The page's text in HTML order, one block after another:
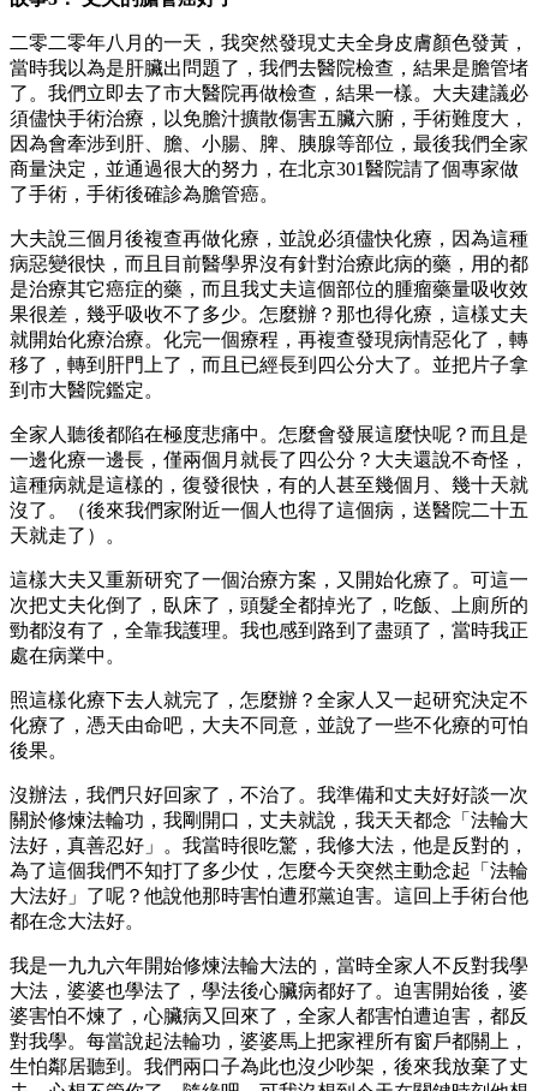
二零二零年八月的一天，我突然發現丈夫全身皮膚顏色發黃，
當時我以為是肝臟出問題了，我們去醫院檢查，結果是膽管堵
了。我們立即去了市大醫院再做檢查，結果一樣。大夫建議必
須儘快手術治療，以免膽汁擴散傷害五臟六腑，手術難度大，
因為會牽涉到肝、膽、小腸、脾、胰腺等部位，最後我們全家
商量決定，並通過很大的努力，在北京301醫院請了個專家做
了手術，手術後確診為膽管癌。
大夫說三個月後複查再做化療，並說必須儘快化療，因為這種
病惡變很快，而且目前醫學界沒有針對治療此病的藥，用的都
是治療其它癌症的藥，而且我丈夫這個部位的腫瘤藥量吸收效
果很差，幾乎吸收不了多少。怎麼辦？那也得化療，這樣丈夫
就開始化療治療。化完一個療程，再複查發現病情惡化了，轉
移了，轉到肝門上了，而且已經長到四公分大了。並把片子拿
到市大醫院鑑定。
全家人聽後都陷在極度悲痛中。怎麼會發展這麼快呢？而且是
一邊化療一邊長，僅兩個月就長了四公分？大夫還說不奇怪，
這種病就是這樣的，復發很快，有的人甚至幾個月、幾十天就
沒了。（後來我們家附近一個人也得了這個病，送醫院二十五
天就走了）。
這樣大夫又重新研究了一個治療方案，又開始化療了。可這一
次把丈夫化倒了，臥床了，頭髮全都掉光了，吃飯、上廁所的
勁都沒有了，全靠我護理。我也感到路到了盡頭了，當時我正
處在病業中。
照這樣化療下去人就完了，怎麼辦？全家人又一起研究決定不
化療了，憑天由命吧，大夫不同意，並說了一些不化療的可怕
後果。
沒辦法，我們只好回家了，不治了。我準備和丈夫好好談一次
關於修煉法輪功，我剛開口，丈夫就說，我天天都念「法輪大
法好，真善忍好」。我當時很吃驚，我修大法，他是反對的，
為了這個我們不知打了多少仗，怎麼今天突然主動念起「法輪
大法好」了呢？他說他那時害怕遭邪黨迫害。這回上手術台他
都在念大法好。
我是一九九六年開始修煉法輪大法的，當時全家人不反對我學
大法，婆婆也學法了，學法後心臟病都好了。迫害開始後，婆
婆害怕不煉了，心臟病又回來了，全家人都害怕遭迫害，都反
對我學。每當說起法輪功，婆婆馬上把家裡所有窗戶都關上，
生怕鄰居聽到。我們兩口子為此也沒少吵架，後來我放棄了丈